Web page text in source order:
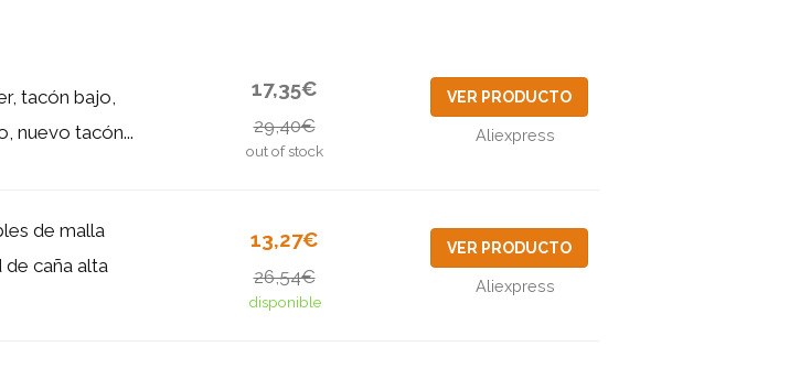
tacón bajo,
nuevo tacón...
17,35€
29,40€
out of stock
VER PRODUCTO
Aliexpress
de malla
caña alta
13,27€
26,54€
disponible
VER PRODUCTO
Aliexpress